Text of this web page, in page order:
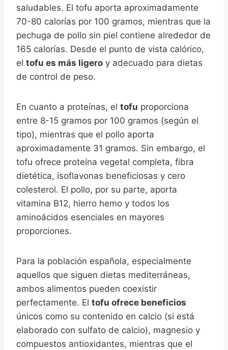
saludables. El tofu aporta aproximadamente
70-80 calorías por 100 gramos, mientras que la
pechuga de pollo sin piel contiene alrededor de
165 calorías. Desde el punto de vista calórico,
el tofu es más ligero y adecuado para dietas
de control de peso.
En cuanto a proteínas, el tofu proporciona
entre 8-15 gramos por 100 gramos (según el
tipo), mientras que el pollo aporta
aproximadamente 31 gramos. Sin embargo, el
tofu ofrece proteína vegetal completa, fibra
dietética, isoflavonas beneficiosas y cero
colesterol. El pollo, por su parte, aporta
vitamina B12, hierro hemo y todos los
aminoácidos esenciales en mayores
proporciones.
Para la población española, especialmente
aquellos que siguen dietas mediterráneas,
ambos alimentos pueden coexistir
perfectamente. El tofu ofrece beneficios
únicos como su contenido en calcio (si está
elaborado con sulfato de calcio), magnesio y
compuestos antioxidantes, mientras que el